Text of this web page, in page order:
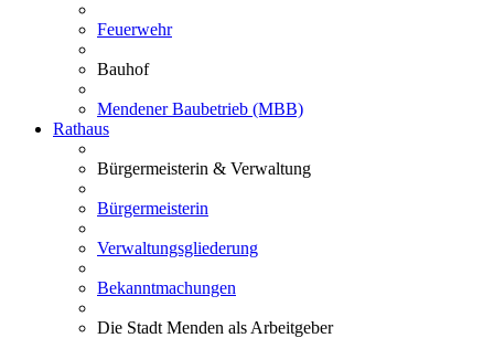
Feuerwehr
Bauhof
Mendener Baubetrieb (MBB)
Rathaus
Bürgermeisterin & Verwaltung
Bürgermeisterin
Verwaltungsgliederung
Bekanntmachungen
Die Stadt Menden als Arbeitgeber